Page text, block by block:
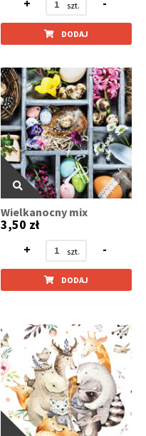
+ -
DODAJ
Wielkanocny mix
3,50 zł
+
-
DODAJ